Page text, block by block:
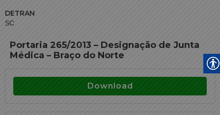
DETRAN
SC
Portaria 265/2013 – Designação de Junta
Médica – Braço do Norte
Download